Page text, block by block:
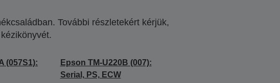
További részletekért kérjük,
(057S1):
Epson TM-U220B (007):
Serial, PS, ECW